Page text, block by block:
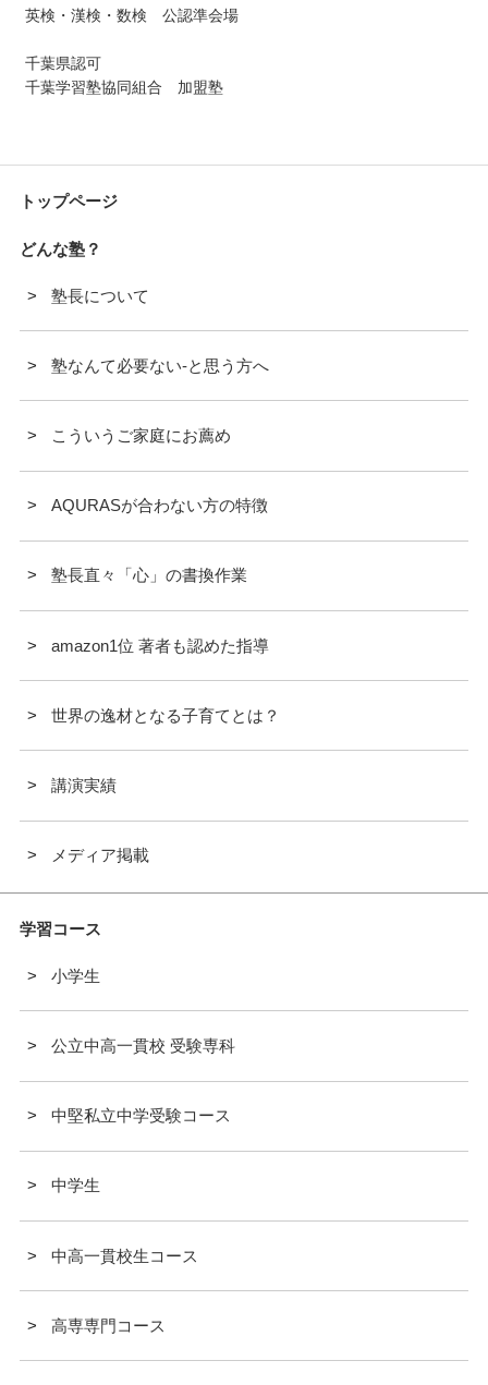
英検・漢検・数検 公認準会場
千葉県認可
千葉学習塾協同組合 加盟塾
トップページ
どんな塾？
塾長について
塾なんて必要ない-と思う方へ
こういうご家庭にお薦め
AQURASが合わない方の特徴
塾長直々「心」の書換作業
amazon1位 著者も認めた指導
世界の逸材となる子育てとは？
講演実績
メディア掲載
学習コース
小学生
公立中高一貫校 受験専科
中堅私立中学受験コース
中学生
中高一貫校生コース
高専専門コース